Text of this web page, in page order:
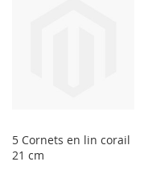
5 Cornets en lin corail
21 cm